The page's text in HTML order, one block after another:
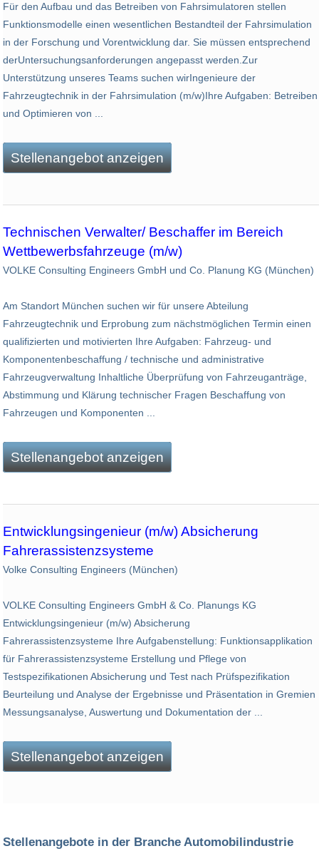
Für den Aufbau und das Betreiben von Fahrsimulatoren stellen
Funktionsmodelle einen wesentlichen Bestandteil der Fahrsimulation
in der Forschung und Vorentwicklung dar. Sie müssen entsprechend
derUntersuchungsanforderungen angepasst werden.Zur
Unterstützung unseres Teams suchen wirIngenieure der
Fahrzeugtechnik in der Fahrsimulation (m/w)Ihre Aufgaben: Betreiben
und Optimieren von ...
Stellenangebot anzeigen
Technischen Verwalter/ Beschaffer im Bereich
Wettbewerbsfahrzeuge (m/w)
VOLKE Consulting Engineers GmbH und Co. Planung KG (München)
Am Standort München suchen wir für unsere Abteilung
Fahrzeugtechnik und Erprobung zum nächstmöglichen Termin einen
qualifizierten und motivierten Ihre Aufgaben: Fahrzeug- und
Komponentenbeschaffung / technische und administrative
Fahrzeugverwaltung Inhaltliche Überprüfung von Fahrzeuganträge,
Abstimmung und Klärung technischer Fragen Beschaffung von
Fahrzeugen und Komponenten ...
Stellenangebot anzeigen
Entwicklungsingenieur (m/w) Absicherung
Fahrerassistenzsysteme
Volke Consulting Engineers (München)
VOLKE Consulting Engineers GmbH & Co. Planungs KG
Entwicklungsingenieur (m/w) Absicherung
Fahrerassistenzsysteme Ihre Aufgabenstellung: Funktionsapplikation
für Fahrerassistenzsysteme Erstellung und Pflege von
Testspezifikationen Absicherung und Test nach Prüfspezifikation
Beurteilung und Analyse der Ergebnisse und Präsentation in Gremien
Messungsanalyse, Auswertung und Dokumentation der ...
Stellenangebot anzeigen
Stellenangebote in der Branche Automobilindustrie